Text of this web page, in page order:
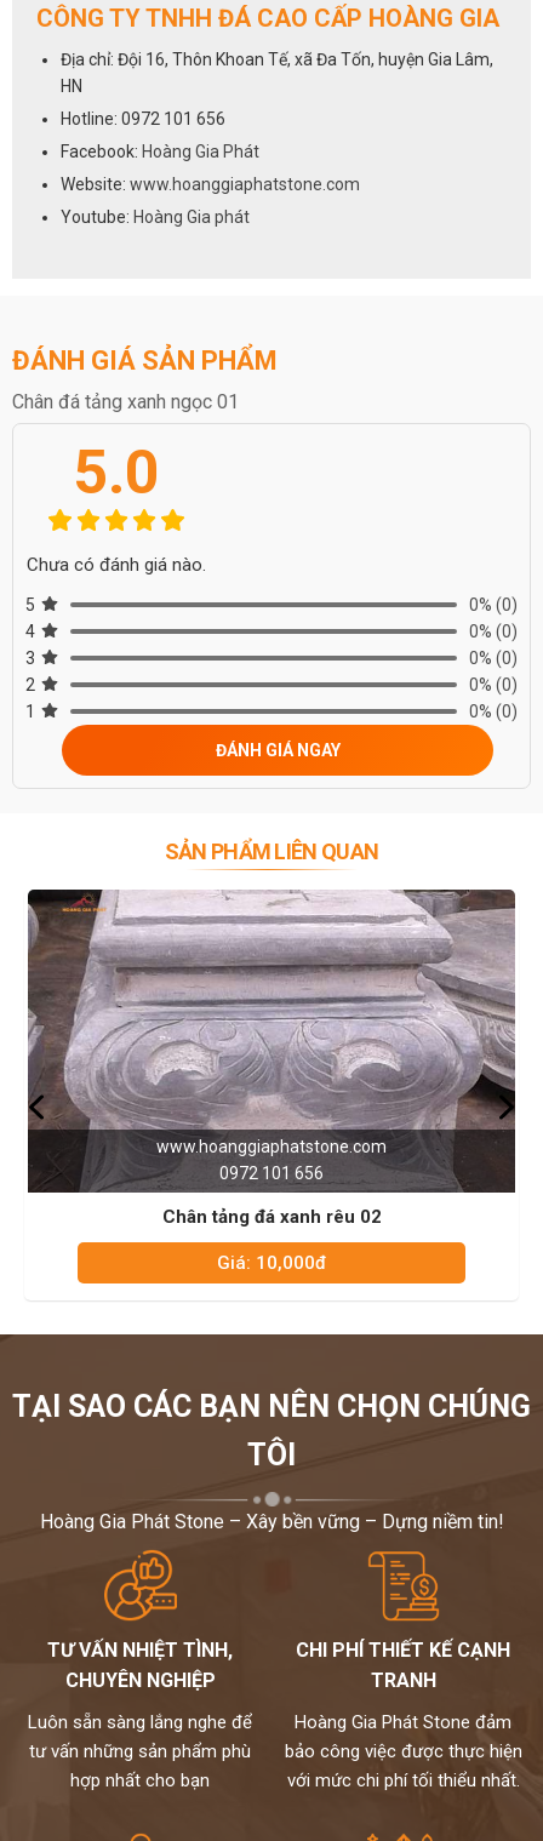
CÔNG TY TNHH ĐÁ CAO CẤP HOÀNG GIA
Địa chỉ: Đội 16, Thôn Khoan Tế, xã Đa Tốn, huyện Gia Lâm,
HN
Hotline: 0972 101 656
Facebook: Hoàng Gia Phát
Website: www.hoanggiaphatstone.com
Youtube: Hoàng Gia phát
ĐÁNH GIÁ SẢN PHẨM
Chân đá tảng xanh ngọc 01
5.0
Chưa có đánh giá nào.
5 0% (0)
4
0% (0)
3
0% (0)
2
0% (0)
1
0% (0)
ĐÁNH GIÁ NGAY
SẢN PHẨM LIÊN QUAN
0972 101 656
Chân tảng đá xanh
TẠI SAO CÁC BẠN NÊN CHỌN CHÚNG
TÔI
Hoàng Gia Phát Stone – Xây bền vững – Dựng niềm tin!
TƯ VẤN NHIỆT TÌNH,
CHUYÊN NGHIỆP
Luôn sẵn sàng lắng nghe để
tư vấn những sản phẩm phù
hợp nhất cho bạn
CHI PHÍ THIẾT KẾ CẠNH
TRANH
Hoàng Gia Phát Stone đảm
bảo công việc được thực hiện
với mức chi phí tối thiểu nhất.